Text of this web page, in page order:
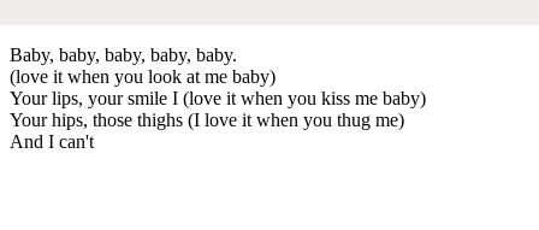
Baby, baby, baby, baby, baby.
(love it when you look at me baby)
Your lips, your smile I (love it when you kiss me baby)
Your hips, those thighs (I love it when you thug me)
And I can't